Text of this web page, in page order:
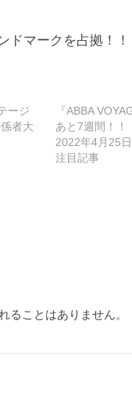
ドマークを占拠！！
ージ
者大
『ABBA
あと7週間！！
2022年4月25日
注目記事
ることはありません。